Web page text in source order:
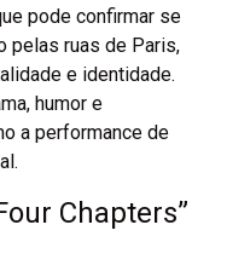
pode confirmar se
pelas ruas de Paris,
e identidade.
humor e
a performance de
Chapters”